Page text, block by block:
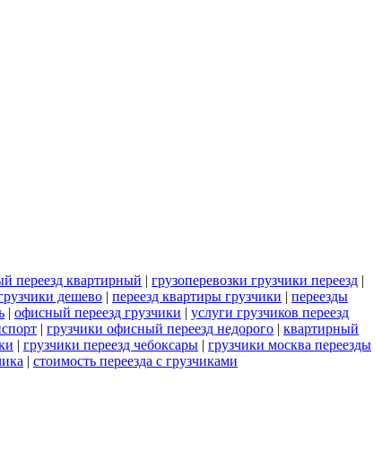
переезд квартирный | грузоперевозки грузчики переезд |
дешево | переезд квартиры грузчики | переезды
| офисный переезд грузчики | услуги грузчиков переезд
| грузчики офисный переезд недорого | квартирный
| грузчики переезд чебоксары | грузчики москва переезды
| стоимость переезда с грузчиками